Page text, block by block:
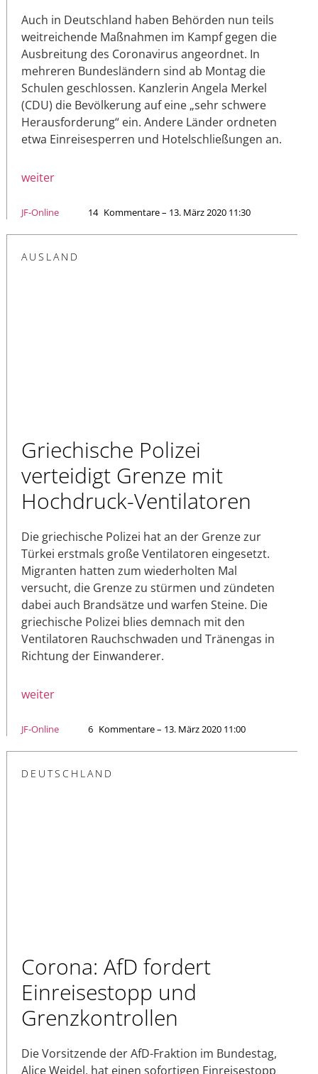
Auch in Deutschland haben Behörden nun teils
weitreichende Maßnahmen im Kampf gegen die
Ausbreitung des Coronavirus angeordnet. In
mehreren Bundesländern sind ab Montag die
Schulen geschlossen. Kanzlerin Angela Merkel
(CDU) die Bevölkerung auf eine „sehr schwere
Herausforderung“ ein. Andere Länder ordneten
etwa Einreisesperren und Hotelschließungen an.
weiter
JF-Online 14 Kommentare – 13. März 2020 11:30
AUSLAND
Griechische Polizei
verteidigt Grenze mit
Hochdruck-Ventilatoren
Die griechische Polizei hat an der Grenze zur
Türkei erstmals große Ventilatoren eingesetzt.
Migranten hatten zum wiederholten Mal
versucht, die Grenze zu stürmen und zündeten
dabei auch Brandsätze und warfen Steine. Die
griechische Polizei blies demnach mit den
Ventilatoren Rauchschwaden und Tränengas in
Richtung der Einwanderer.
weiter
JF-Online 6 Kommentare – 13. März 2020 11:00
DEUTSCHLAND
Corona: AfD fordert
Einreisestopp und
Grenzkontrollen
Die Vorsitzende der AfD-Fraktion im Bundestag,
Alice Weidel, hat einen sofortigen Einreisestopp